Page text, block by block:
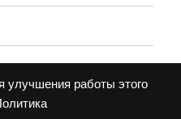
улучшения работы этого